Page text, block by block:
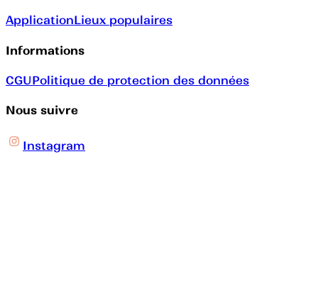
ApplicationLieux populaires
Informations
CGUPolitique de protection des données
Nous suivre
Instagram